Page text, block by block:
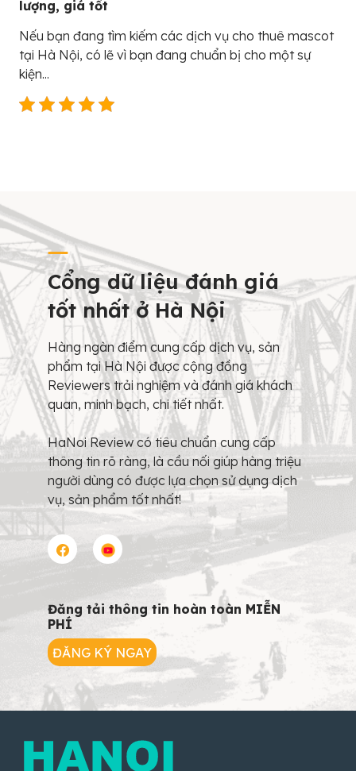
lượng, giá tốt
Nếu bạn đang tìm kiếm các dịch vụ cho thuê mascot
tại Hà Nội, có lẽ vì bạn đang chuẩn bị cho một sự
kiện...
Cổng dữ liệu đánh giá
tốt nhất ở Hà Nội
Hàng ngàn điểm cung cấp dịch vụ, sản
phẩm tại Hà Nội được cộng đồng
Reviewers trải nghiệm và đánh giá khách
quan, minh bạch, chi tiết nhất.
HaNoi Review có tiêu chuẩn cung cấp
thông tin rõ ràng, là cầu nối giúp hàng triệu
người dùng có được lựa chọn sử dụng dịch
vụ, sản phẩm tốt nhất!
Đăng tải thông tin hoàn toàn MIỄN
PHÍ
ĐĂNG KÝ NGAY